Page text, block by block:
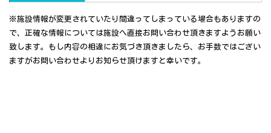
※施設情報が変更されていたり間違ってしまっている場合もありますの
で、正確な情報については施設へ直接お問い合わせ頂きますようお願い
致します。もし内容の相違にお気づき頂きましたら、お手数ではござい
ますがお問い合わせよりお知らせ頂けますと幸いです。